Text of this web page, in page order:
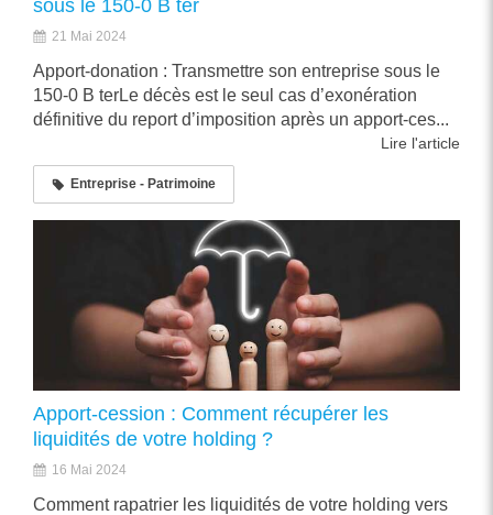
sous le 150-0 B ter
21 Mai 2024
Apport-donation : Transmettre son entreprise sous le
150-0 B terLe décès est le seul cas d’exonération
définitive du report d’imposition après un apport-ces...
Lire l'article
Entreprise - Patrimoine
Apport-cession : Comment récupérer les
liquidités de votre holding ?
16 Mai 2024
Comment rapatrier les liquidités de votre holding vers